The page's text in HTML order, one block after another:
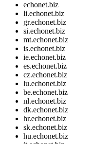
echonet.biz
li.echonet.biz
gr.echonet.biz
si.echonet.biz
mt.echonet.biz
is.echonet.biz
ie.echonet.biz
es.echonet.biz
cz.echonet.biz
lu.echonet.biz
be.echonet.biz
nl.echonet.biz
dk.echonet.biz
hr.echonet.biz
sk.echonet.biz
hu.echonet.biz